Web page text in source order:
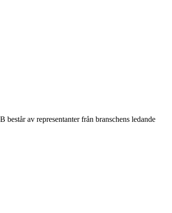
av representanter från branschens ledande